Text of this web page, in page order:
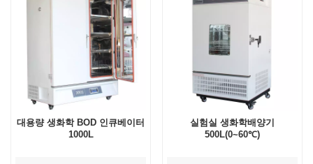
대용량 생화학 BOD 인큐베이터
1000L
실험실 생화학배양기
500L(0~60℃)